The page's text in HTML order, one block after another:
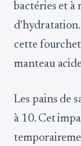
bactéries et à
cette
manteau
Les pains de
à 10. Cet